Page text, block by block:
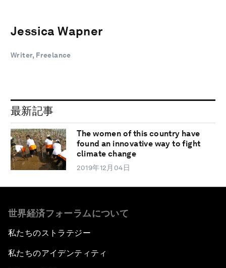
Jessica Wapner
Writer, Freelance
最新記事
The women of this country have
found an innovative way to fight
climate change
2019年12月04日
世界経済フォーラムについて
私たちのストラテジー
私たちのアイデンティティ